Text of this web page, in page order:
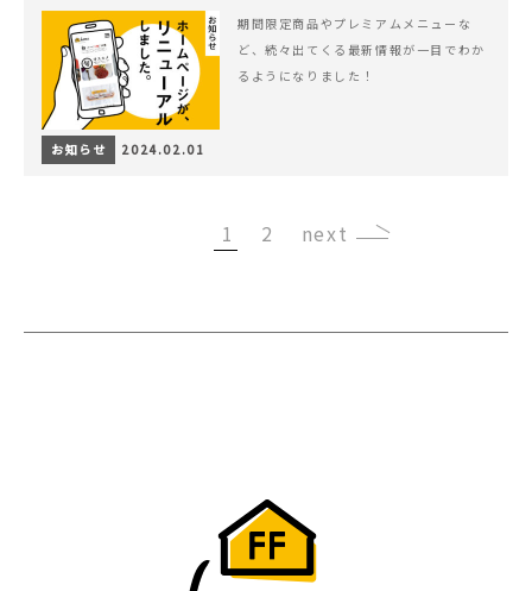
期間限定商品やプレミアムメニューな
ど、続々出てくる最新情報が一目でわか
るようになりました！
お知らせ 2024.02.01
1 2 ›